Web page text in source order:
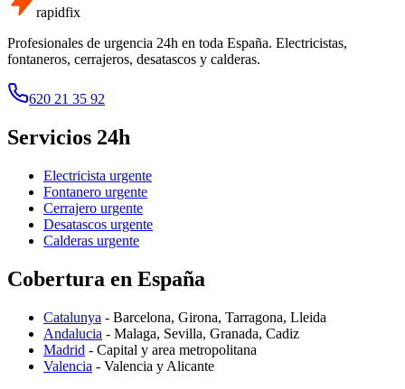
rapidfix
Profesionales de urgencia 24h en toda España. Electricistas,
fontaneros, cerrajeros, desatascos y calderas.
620 21 35 92
Servicios 24h
Electricista urgente
Fontanero urgente
Cerrajero urgente
Desatascos urgente
Calderas urgente
Cobertura en España
Catalunya - Barcelona, Girona, Tarragona, Lleida
Andalucia - Malaga, Sevilla, Granada, Cadiz
Madrid - Capital y area metropolitana
Valencia - Valencia y Alicante